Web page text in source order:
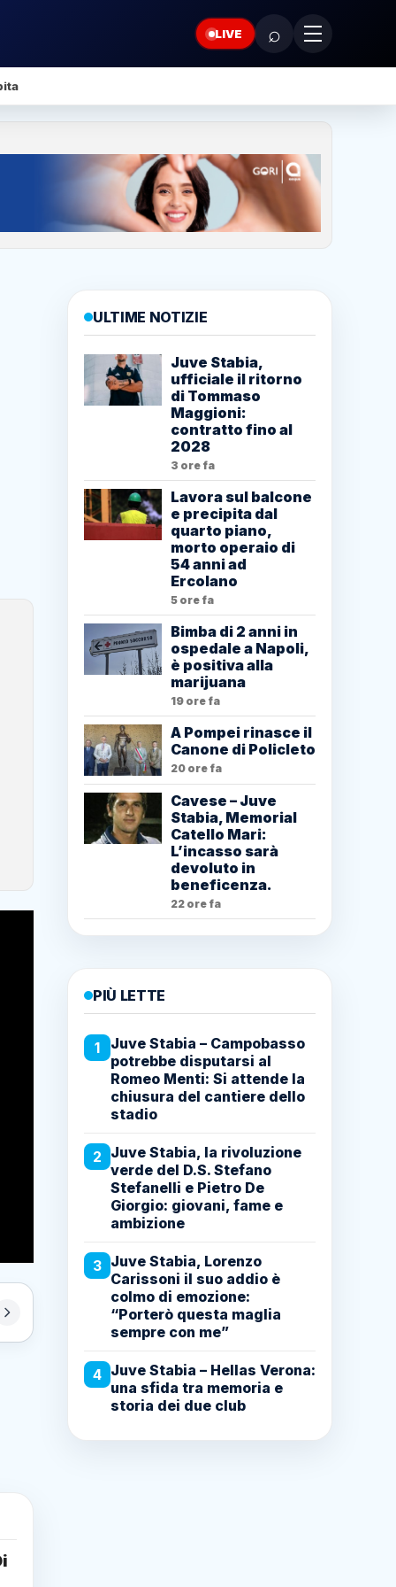
LIVE ⌕
ULTIME NOTIZIE
Juve Stabia,
ufficiale il ritorno
di Tommaso
Maggioni:
contratto fino al
2028
3 ore fa
Lavora sul balcone
e precipita dal
quarto piano,
morto operaio di
54 anni ad
Ercolano
5 ore fa
Bimba di 2 anni in
ospedale a Napoli,
è positiva alla
marijuana
19 ore fa
A Pompei rinasce il
Canone di Policleto
20 ore fa
Cavese – Juve
Stabia, Memorial
Catello Mari:
L’incasso sarà
devoluto in
beneficenza.
22 ore fa
PIÙ LETTE
1
Juve Stabia – Campobasso
potrebbe disputarsi al
Romeo Menti: Si attende la
chiusura del cantiere dello
stadio
2 Juve Stabia, la rivoluzione
verde del D.S. Stefano
Stefanelli e Pietro De
Giorgio: giovani, fame e
ambizione
3 Juve Stabia, Lorenzo
Carissoni il suo addio è
colmo di emozione:
“Porterò questa maglia
sempre con me”
4 Juve Stabia – Hellas Verona:
una sfida tra memoria e
storia dei due club